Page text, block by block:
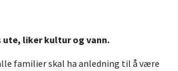
liker kultur og vann.
familier skal ha anledning til å være